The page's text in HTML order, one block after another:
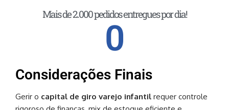
Mais de 2.000 pedidos entregues por dia!
0
Considerações Finais
Gerir o capital de giro varejo infantil requer controle